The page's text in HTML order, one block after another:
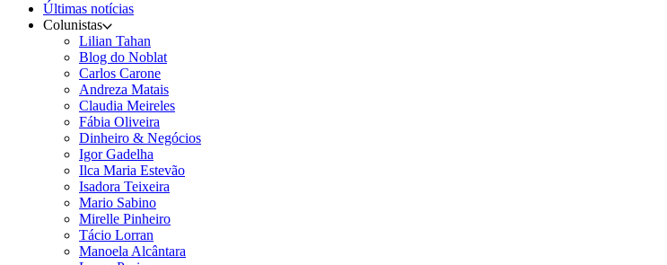
Últimas notícias
Colunistas
Lilian Tahan
Blog do Noblat
Carlos Carone
Andreza Matais
Claudia Meireles
Fábia Oliveira
Dinheiro & Negócios
Igor Gadelha
Ilca Maria Estevão
Isadora Teixeira
Mario Sabino
Mirelle Pinheiro
Tácio Lorran
Manoela Alcântara